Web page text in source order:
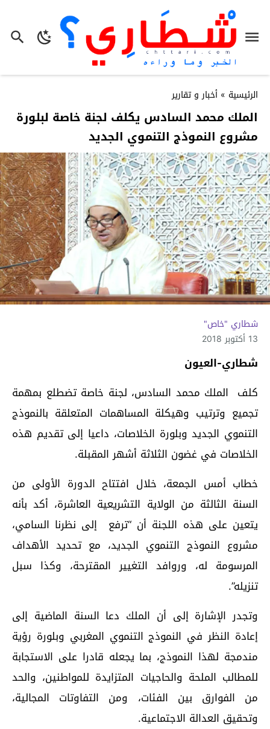
الرئيسية » أخبار و تقارير
الملك محمد السادس يكلف لجنة خاصة لبلورة
مشروع النموذج التنموي الجديد
شطاري "خاص"
13 أكتوبر 2018
شطاري-العيون
كلف الملك محمد السادس، لجنة خاصة تضطلع بمهمة
تجميع وترتيب وهيكلة المساهمات المتعلقة بالنموذج
التنموي الجديد وبلورة الخلاصات، داعيا إلى تقديم هذه
الخلاصات في غضون الثلاثة أشهر المقبلة.
خطاب أمس الجمعة، خلال افتتاح الدورة الأولى من
السنة الثالثة من الولاية التشريعية العاشرة، أكد بأنه
يتعين على هذه اللجنة أن “ترفع إلى نظرنا السامي،
مشروع النموذج التنموي الجديد، مع تحديد الأهداف
المرسومة له، وروافد التغيير المقترحة، وكذا سبل
تنزيله”.
وتجدر الإشارة إلى أن الملك دعا السنة الماضية إلى
إعادة النظر في النموذج التنموي المغربي وبلورة رؤية
مندمجة لهذا النموذج، بما يجعله قادرا على الاستجابة
للمطالب الملحة والحاجيات المتزايدة للمواطنين، والحد
من الفوارق بين الفئات، ومن التفاوتات المجالية،
وتحقيق العدالة الاجتماعية.